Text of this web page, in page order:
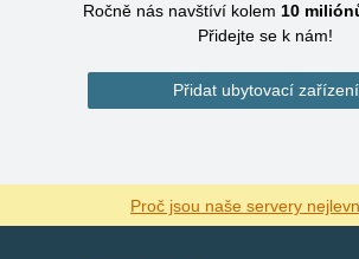
Ročně nás navštíví kolem 10
Přidejte se k nám!
Přidat ubytovací zařízení
Proč jsou naše servery